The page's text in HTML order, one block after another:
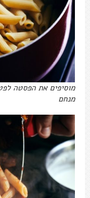
מוסיפים את הפסטה
מנחם